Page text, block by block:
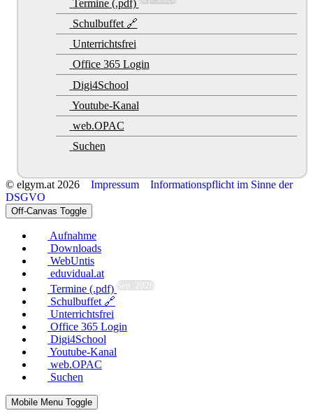
Termine (.pdf)
Schulbuffet 🔗
Unterrichtsfrei
Office 365 Login
Digi4School
Youtube-Kanal
web.OPAC
Suchen
© elgym.at 2026 Impressum
Informationspflicht im Sinne der
DSGVO
Off-Canvas Toggle
Aufnahme
Downloads
WebUntis
eduvidual.at
Termine (.pdf) Sep. 2026
Schulbuffet 🔗
Unterrichtsfrei
Office 365 Login
Digi4School
Youtube-Kanal
web.OPAC
Suchen
Mobile Menu Toggle